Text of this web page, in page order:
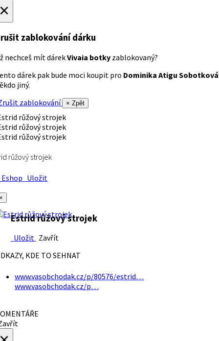
zablokování dárku
nechceš mít dárekVivaia botky zablokovaný?
dárek pak bude moci koupit pro Dominika Atigu Sobotková
jiný.
zablokování
× Zpět
růžový strojek
Uložit
Estrid růžový strojek
Uložit Zavřít
KDE TO SEHNAT
www.vasobchodak.cz/p/80576/estrid…
www.vasobchodak.cz/p…